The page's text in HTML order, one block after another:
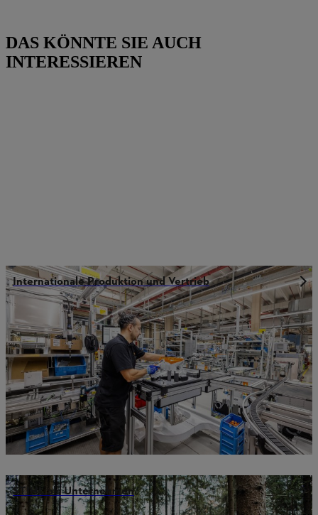
DAS KÖNNTE SIE AUCH
INTERESSIEREN
Internationale Produktion und Vertrieb
STIHL als Unternehmen